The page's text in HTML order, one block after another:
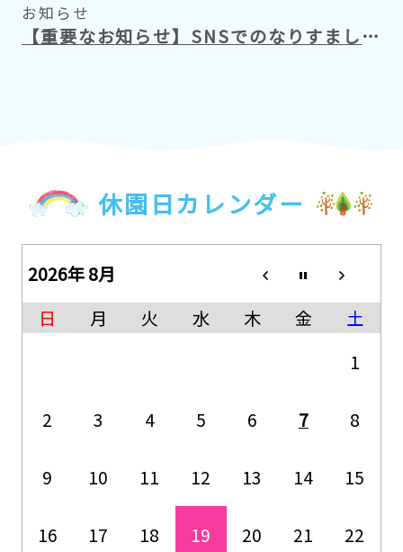
お知らせ
【重要なお知らせ】SNSでのなりすましアカウントに関して
休園日カレンダー
2026年 8月
日
月 火 水 木 金
土
1
2 3 4 5 6 7 8
9 10 11 12 13 14 15
16 17 18 19 20 21 22